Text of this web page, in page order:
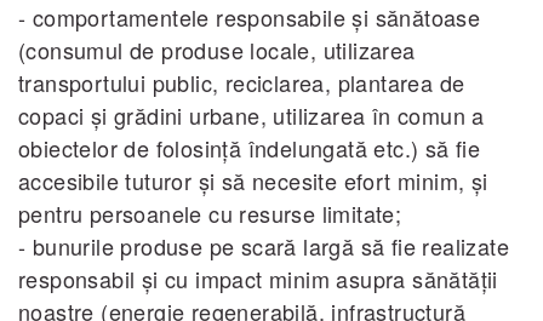
- comportamentele responsabile şi sănătoase
(consumul de produse locale, utilizarea
transportului public, reciclarea, plantarea de
copaci şi grădini urbane, utilizarea în comun a
obiectelor de folosinţă îndelungată etc.) să fie
accesibile tuturor şi să necesite efort minim, şi
pentru persoanele cu resurse limitate;
- bunurile produse pe scară largă să fie realizate
responsabil şi cu impact minim asupra sănătăţii
noastre (energie regenerabilă, infrastructură